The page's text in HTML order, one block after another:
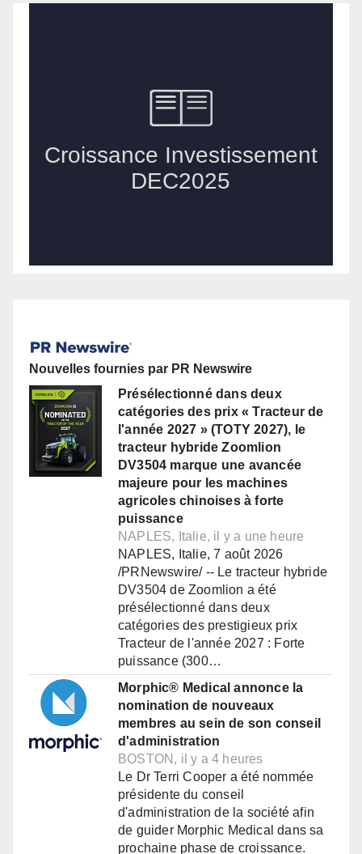
Nouvelles fournies par PR Newswire
Présélectionné dans deux
catégories des prix « Tracteur de
l'année 2027 » (TOTY 2027), le
tracteur hybride Zoomlion
DV3504 marque une avancée
majeure pour les machines
agricoles chinoises à forte
puissance
NAPLES, Italie, il y a une heure
NAPLES, Italie, 7 août 2026
/PRNewswire/ -- Le tracteur hybride
DV3504 de Zoomlion a été
présélectionné dans deux
catégories des prestigieux prix
Tracteur de l'année 2027 : Forte
puissance (300…
Morphic® Medical annonce la
nomination de nouveaux
membres au sein de son conseil
d'administration
BOSTON, il y a 4 heures
Le Dr Terri Cooper a été nommée
présidente du conseil
d'administration de la société afin
de guider Morphic Medical dans sa
prochaine phase de croissance.